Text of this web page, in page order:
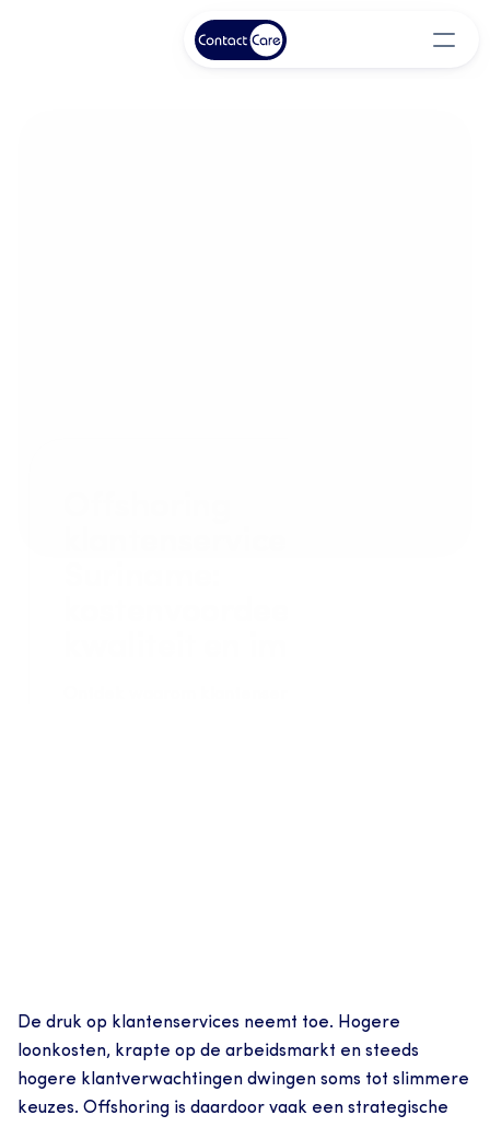
De druk op klantenservices neemt toe. Hogere
loonkosten, krapte op de arbeidsmarkt en steeds
hogere klantverwachtingen dwingen soms tot slimmere
keuzes. Offshoring is daardoor vaak een strategische